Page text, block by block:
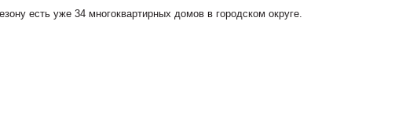
есть уже 34 многоквартирных домов в городском округе.